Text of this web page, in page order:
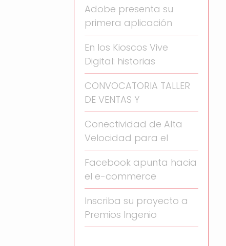
Adobe presenta su
primera aplicación
En los Kioscos Vive
Digital: historias
CONVOCATORIA TALLER
DE VENTAS Y
Conectividad de Alta
Velocidad para el
Facebook apunta hacia
el e-commerce
Inscriba su proyecto a
Premios Ingenio